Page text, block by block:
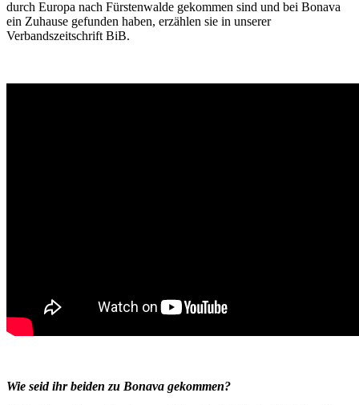
durch Europa nach Fürstenwalde gekommen sind und bei Bonava
ein Zuhause gefunden haben, erzählen sie in unserer
Verbandszeitschrift BiB.
Wie seid ihr beiden zu Bonava gekommen?